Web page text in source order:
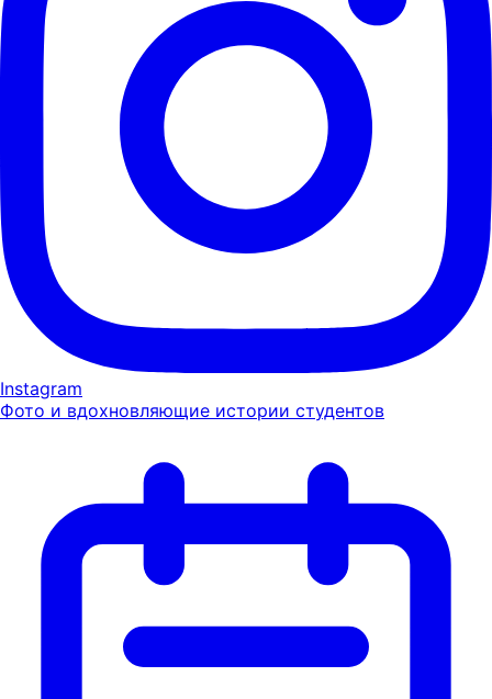
Instagram
Фото и вдохновляющие истории студентов